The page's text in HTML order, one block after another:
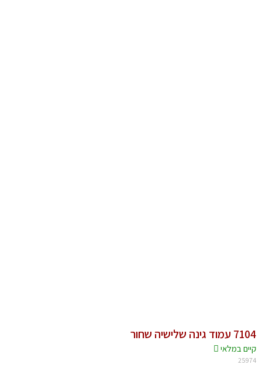
גינה שלישיה שחור
במלאי‬